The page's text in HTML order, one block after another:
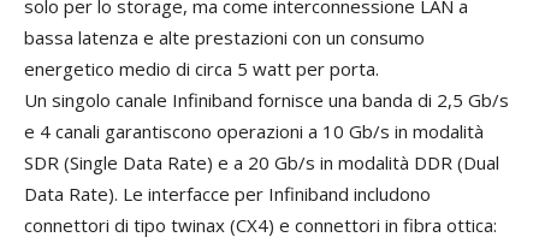
solo per lo storage, ma come interconnessione LAN a
bassa latenza e alte prestazioni con un consumo
energetico medio di circa 5 watt per porta.
Un singolo canale Infiniband fornisce una banda di 2,5 Gb/s
e 4 canali garantiscono operazioni a 10 Gb/s in modalità
SDR (Single Data Rate) e a 20 Gb/s in modalità DDR (Dual
Data Rate). Le interfacce per Infiniband includono
connettori di tipo twinax (CX4) e connettori in fibra ottica: